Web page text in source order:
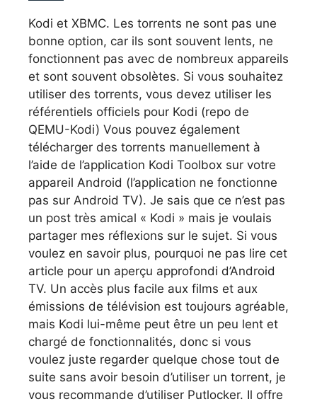
Kodi et XBMC. Les torrents ne sont pas une
bonne option, car ils sont souvent lents, ne
fonctionnent pas avec de nombreux appareils
et sont souvent obsolètes. Si vous souhaitez
utiliser des torrents, vous devez utiliser les
référentiels officiels pour Kodi (repo de
QEMU-Kodi) Vous pouvez également
télécharger des torrents manuellement à
l’aide de l’application Kodi Toolbox sur votre
appareil Android (l’application ne fonctionne
pas sur Android TV). Je sais que ce n’est pas
un post très amical « Kodi » mais je voulais
partager mes réflexions sur le sujet. Si vous
voulez en savoir plus, pourquoi ne pas lire cet
article pour un aperçu approfondi d’Android
TV. Un accès plus facile aux films et aux
émissions de télévision est toujours agréable,
mais Kodi lui-même peut être un peu lent et
chargé de fonctionnalités, donc si vous
voulez juste regarder quelque chose tout de
suite sans avoir besoin d’utiliser un torrent, je
vous recommande d’utiliser Putlocker. Il offre